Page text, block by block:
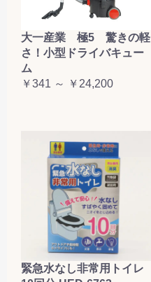
大一産業 極5 驚きの軽
さ！小型ドライバキュー
ム
￥341 ～ ￥24,200
緊急水なし非常用トイレ